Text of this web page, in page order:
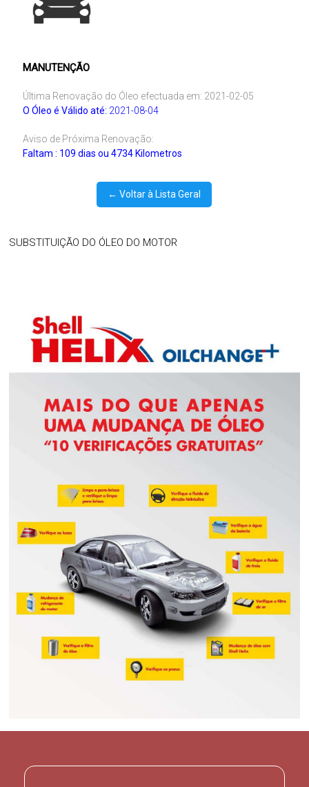
MANUTENÇÃO
Última Renovação do Óleo efectuada em: 2021-02-05
O Óleo é Válido até: 2021-08-04
Aviso de Próxima Renovação:
Faltam : 109 dias ou 4734 Kilometros
← Voltar à Lista Geral
SUBSTITUIÇÃO DO ÓLEO DO MOTOR